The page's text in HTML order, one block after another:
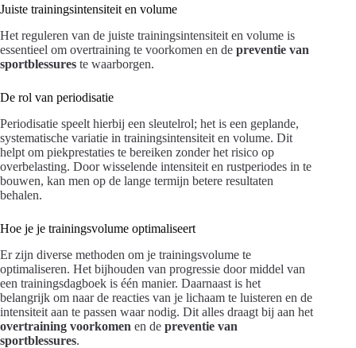
Juiste trainingsintensiteit en volume
Het reguleren van de juiste trainingsintensiteit en volume is
essentieel om overtraining te voorkomen en de preventie van
sportblessures te waarborgen.
De rol van periodisatie
Periodisatie speelt hierbij een sleutelrol; het is een geplande,
systematische variatie in trainingsintensiteit en volume. Dit
helpt om piekprestaties te bereiken zonder het risico op
overbelasting. Door wisselende intensiteit en rustperiodes in te
bouwen, kan men op de lange termijn betere resultaten
behalen.
Hoe je je trainingsvolume optimaliseert
Er zijn diverse methoden om je trainingsvolume te
optimaliseren. Het bijhouden van progressie door middel van
een trainingsdagboek is één manier. Daarnaast is het
belangrijk om naar de reacties van je lichaam te luisteren en de
intensiteit aan te passen waar nodig. Dit alles draagt bij aan het
overtraining voorkomen en de preventie van
sportblessures.